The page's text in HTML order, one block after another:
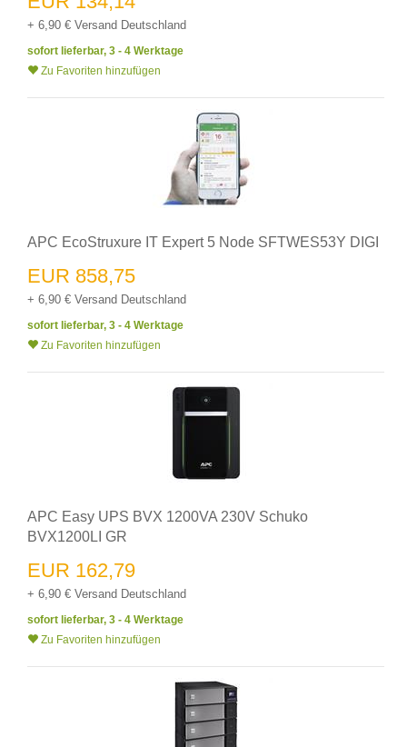
+ 6,90 € Versand Deutschland
sofort lieferbar, 3 - 4 Werktage
Zu Favoriten hinzufügen
APC EcoStruxure IT Expert 5 Node SFTWES53Y DIGI
EUR 858,75
+ 6,90 € Versand Deutschland
sofort lieferbar, 3 - 4 Werktage
Zu Favoriten hinzufügen
APC Easy UPS BVX 1200VA 230V Schuko
BVX1200LI GR
EUR 162,79
+ 6,90 € Versand Deutschland
sofort lieferbar, 3 - 4 Werktage
Zu Favoriten hinzufügen